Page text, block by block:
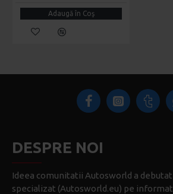
Adaugă în Coş
DESPRE NOI
Ideea comunitatii Autosworld a debutat
specializat (Autosworld.eu) pe